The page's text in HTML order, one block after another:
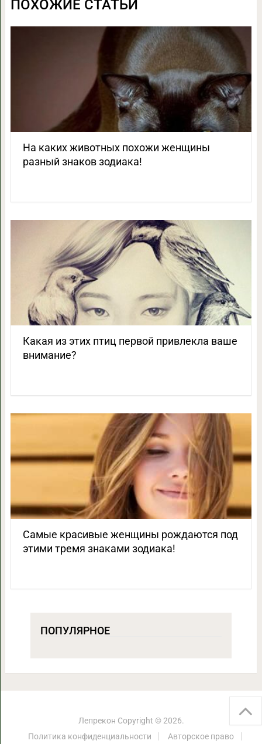
ПОХОЖИЕ СТАТЬИ
На каких животных похожи женщины
разный знаков зодиака!
Какая из этих птиц первой привлекла ваше
внимание?
Самые красивые женщины рождаются под
этими тремя знаками зодиака!
ПОПУЛЯРНОЕ
Лепрекон Copyright © 2026.
Политика конфиденциальности
Авторское право